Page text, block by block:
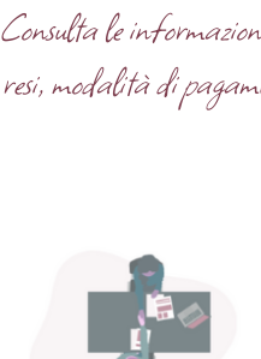
Consulta le
resi, modalità di